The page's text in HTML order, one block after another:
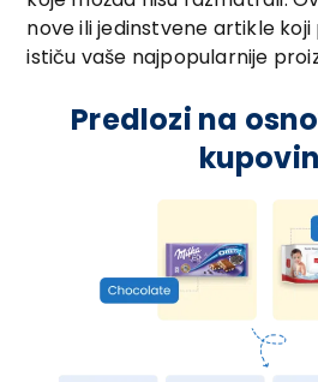
nove ili jedinstvene artikle
ističu vaše najpopularnije
Predlozi na